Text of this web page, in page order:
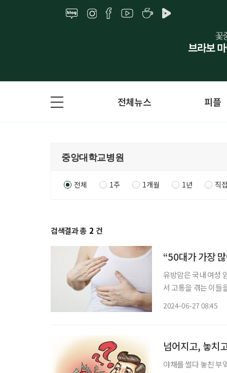
전체뉴스 피플
전체 1주 1개월 1년 직
검색결과 총 2 건
“50대가 가장
유방암은 국내 여성
서 고통을 겪는 이들
2024-06-27 08:45
넘어지고, 놓치
야채를 썰다 놓친 부